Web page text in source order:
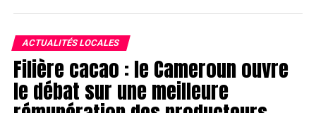
ACTUALITÉS LOCALES
Filière cacao : le Cameroun ouvre
le débat sur une meilleure